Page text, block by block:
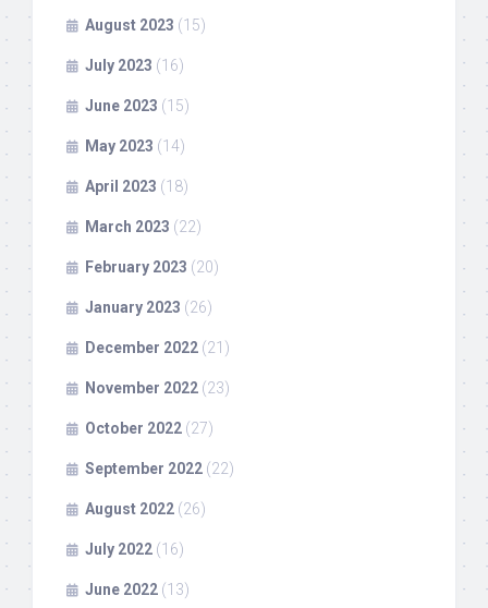
August 2023 (15)
July 2023 (16)
June 2023 (15)
May 2023 (14)
April 2023 (18)
March 2023 (22)
February 2023 (20)
January 2023 (26)
December 2022 (21)
November 2022 (23)
October 2022 (27)
September 2022 (22)
August 2022 (26)
July 2022 (16)
June 2022 (13)